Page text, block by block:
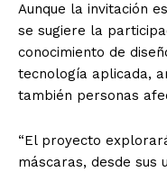
Aunque la invitación
se sugiere la
conocimiento de
tecnología aplicada,
también personas
“El proyecto
máscaras, desde sus